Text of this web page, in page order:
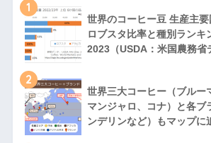
1
世界のコーヒー豆 生産主
ロブスタ比率と種別ランキ
2023（USDA：米国農務省
2
世界三大コーヒー（ブルー
マンジャロ、コナ）と各ブ
ンデリンなど）もマップに